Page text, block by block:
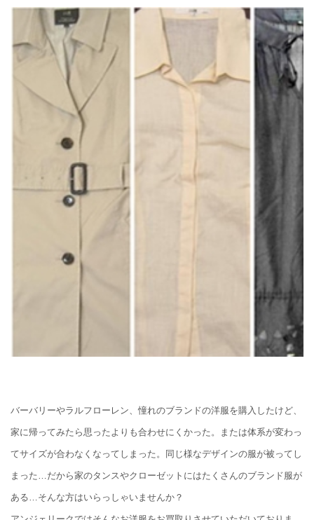
バーバリーやラルフローレン、憧れのブランドの洋服を購入したけど、
家に帰ってみたら思ったよりも合わせにくかった。または体系が変わっ
てサイズが合わなくなってしまった。同じ様なデザインの服が被ってし
まった…だから家のタンスやクローゼットにはたくさんのブランド服が
ある…そんな方はいらっしゃいませんか？